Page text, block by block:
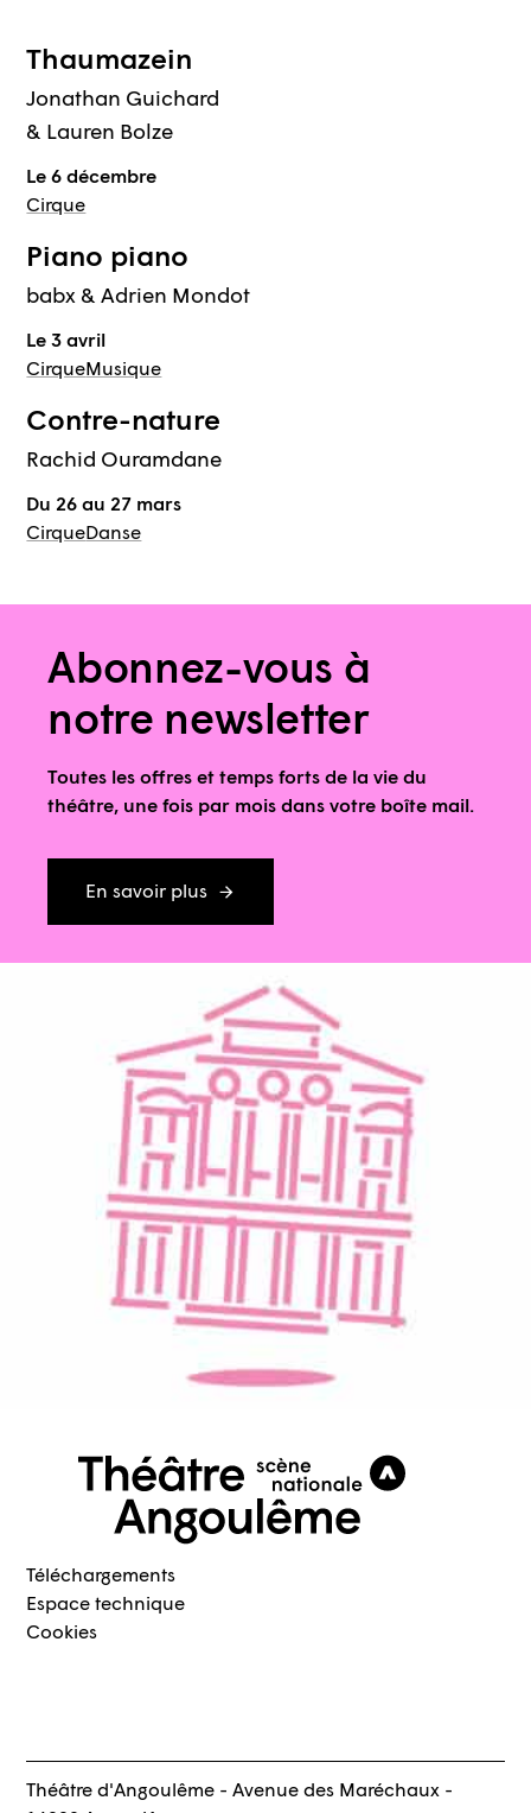
Thaumazein
Jonathan Guichard
& Lauren Bolze
Le 6 décembre
Cirque
Piano piano
babx & Adrien Mondot
Le 3 avril
CirqueMusique
Contre-nature
Rachid Ouramdane
Du 26 au 27 mars
CirqueDanse
Abonnez-vous à
notre newsletter
Toutes les offres et temps forts de la vie du
théâtre, une fois par mois dans votre boîte mail.
En savoir plus
Téléchargements
Espace technique
Cookies
Théâtre d'Angoulême - Avenue des Maréchaux -